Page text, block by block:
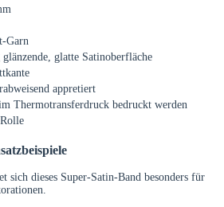
Garn
glänzende, glatte Satinoberfläche
appretiert
Thermotransferdruck bedruckt werden
sich dieses Super-Satin-Band besonders für